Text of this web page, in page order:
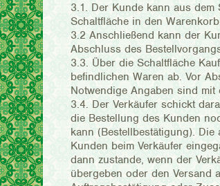
3.1. Der Kunde kann aus
Schaltfläche in den
3.2 Anschließend kann der
Abschluss des
3.3. Über die Schaltfläche
befindlichen Waren ab. Vor
Notwendige Angaben sind mit
3.4. Der Verkäufer schickt
die Bestellung des Kunden
kann (Bestellbestätigung).
Kunden beim Verkäufer
dann zustande, wenn der
übergeben oder den Versand